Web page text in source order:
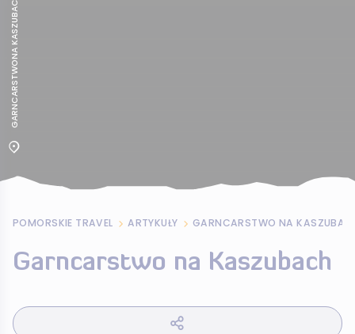
POMORSKIE TRAVEL ARTYKUŁY GARNCARSTWO NA
Garncarstwo na Kaszubach